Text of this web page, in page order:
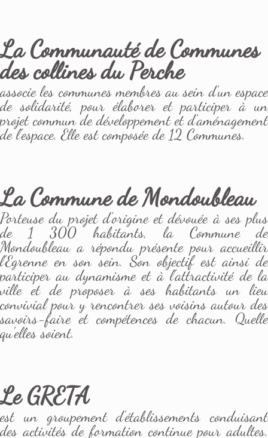
La Communauté de Communes
des collines du Perche
associe les communes membres au sein d’un espace
de solidarité, pour élaborer et participer à un
projet commun de développement et d’aménagement
de l’espace. Elle est composée de 12 Communes.
La Commune de Mondoubleau
Porteuse du projet d'origine et dévouée à ses plus
de 1 300 habitants, la Commune de
Mondoubleau a répondu présente pour accueillir
l'Egrenne en son sein. Son objectif est ainsi de
participer au dynamisme et à l'attractivité de la
ville et de proposer à ses habitants un lieu
convivial pour y rencontrer ses voisins autour des
savoirs-faire et compétences de chacun. Quelle
qu'elles soient.
Le GRETA
est un groupement d'établissements conduisant
des activités de formation continue pour adultes.